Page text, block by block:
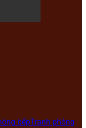
bếpTranh phòng